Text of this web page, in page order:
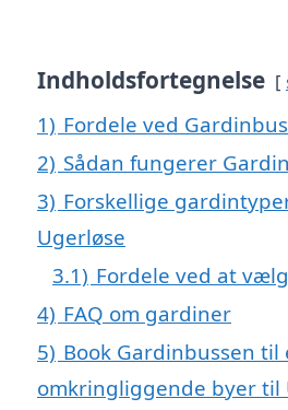
Indholdsfortegnelse
1) Fordele ved
2) Sådan fungerer
3) Forskellige
Ugerløse
3.1) Fordele ved at
4) FAQ om gardiner
5) Book Gardinbussen til
omkringliggende byer til